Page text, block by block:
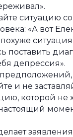
ситуацию
«А вот
ситуация
поставить
депрессия».
и не
которой не